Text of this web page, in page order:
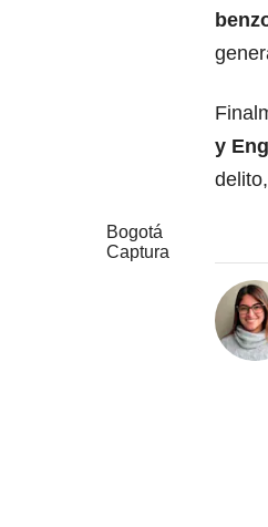
y
Bogotá
Captura